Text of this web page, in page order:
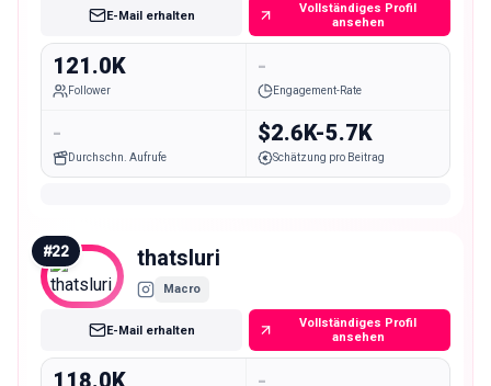
E-Mail erhalten
Vollständiges Profil
ansehen
121.0K
Follower
-
Engagement-Rate
-
Durchschn. Aufrufe
$2.6K-5.7K
Schätzung pro Beitrag
#22 thatsluri
Macro
E-Mail erhalten
Vollständiges Profil
ansehen
118.0K -